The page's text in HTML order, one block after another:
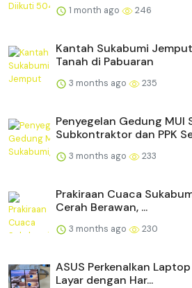
1 month ago 246
Kantah Sukabumi
Tanah di Pabuaran
3 months ago 235
Penyegelan Gedung MUI
Subkontraktor dan PPK
3 months ago 233
Prakiraan Cuaca
Cerah Berawan, ...
3 months ago 230
ASUS Perkenalkan
Layar dengan Har...